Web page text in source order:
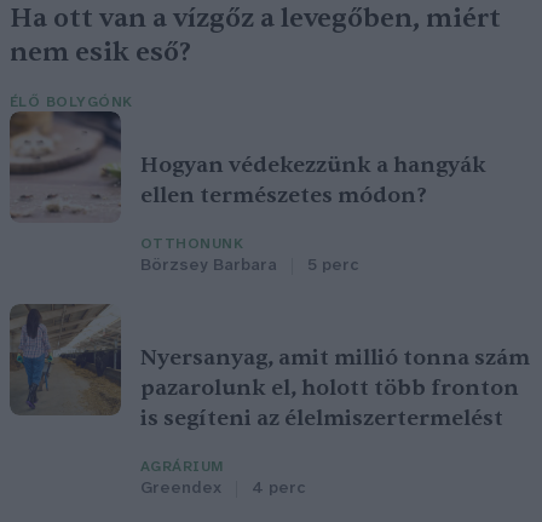
Ha ott van a vízgőz a levegőben, miért
nem esik eső?
ÉLŐ BOLYGÓNK
Hogyan védekezzünk a hangyák
ellen természetes módon?
OTTHONUNK
Börzsey Barbara 5 perc
Nyersanyag, amit millió tonna szám
pazarolunk el, holott több fronton
is segíteni az élelmiszertermelést
AGRÁRIUM
Greendex 4 perc